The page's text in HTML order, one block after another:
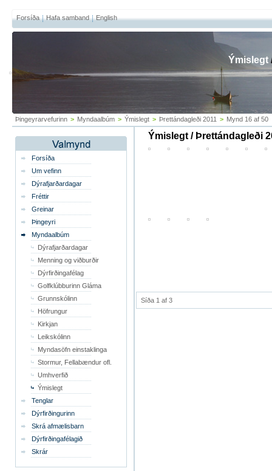
Forsíða Hafa samband English
Þingeyrarvefurinn > Myndaalbúm > Ýmislegt > Þrettándagleði 2011 > Mynd 16 af 50
Forsíða
Um vefinn
Dýrafjarðardagar
Fréttir
Greinar
Þingeyri
Myndaalbúm
Dýrafjarðardagar
Menning og viðburðir
Dýrfirðingafélag
Golfklúbburinn Gláma
Grunnskólinn
Höfrungur
Kirkjan
Leikskólinn
Myndasöfn einstaklinga
Stormur, Fellabændur ofl.
Umhverfið
Ýmislegt
Tenglar
Dýrfirðingurinn
Skrá afmælisbarn
Dýrfirðingafélagið
Skrár
Ýmislegt / Þrettándagleði
Síða 1 af 3
Ýmislegt